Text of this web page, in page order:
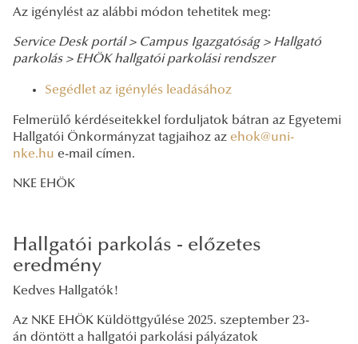
Az igénylést az alábbi módon tehetitek meg:
Service Desk portál >Campus Igazgatóság >Hallgató
parkolás >EHÖK hallgatói parkolási rendszer
Segédlet az igénylés leadásához
Felmerülő kérdéseitekkel forduljatok bátran az Egyetemi
Hallgatói Önkormányzat tagjaihoz az ehok@uni-
nke.hu e-mail címen.
NKE EHÖK
Hallgatói parkolás - előzetes
eredmény
Kedves Hallgatók!
Az NKE EHÖK Küldöttgyűlése 2025. szeptember 23-
án döntött a hallgatói parkolási pályázatok